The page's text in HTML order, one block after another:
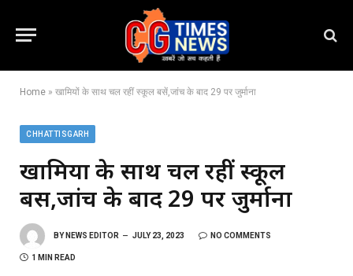
Home » खामियों के साथ चल रहीं स्कूल बसें,जांच के बाद 29 पर जुर्माना
CHHATTISGARH
खामियों के साथ चल रहीं स्कूल
बसें,जांच के बाद 29 पर जुर्माना
BY NEWS EDITOR JULY 23, 2023 NO COMMENTS
1 MIN READ